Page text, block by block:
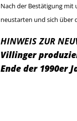
Nach der Bestätigung mit
neustarten und sich über
HINWEIS ZUR
Villinger
Ende der 1990er